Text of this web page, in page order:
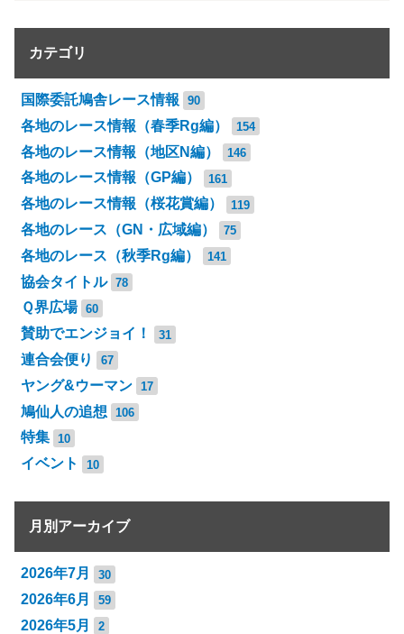
カテゴリ
国際委託鳩舎レース情報 90
各地のレース情報（春季Rg編） 154
各地のレース情報（地区N編） 146
各地のレース情報（GP編） 161
各地のレース情報（桜花賞編） 119
各地のレース（GN・広域編） 75
各地のレース（秋季Rg編） 141
協会タイトル 78
Ｑ界広場 60
賛助でエンジョイ！ 31
連合会便り 67
ヤング&ウーマン 17
鳩仙人の追想 106
特集 10
イベント 10
月別アーカイブ
2026年7月 30
2026年6月 59
2026年5月 2